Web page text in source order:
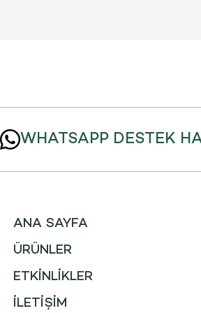
WHATSAPP DESTEK
ANA SAYFA
ÜRÜNLER
ETKİNLİKLER
İLETİŞİM